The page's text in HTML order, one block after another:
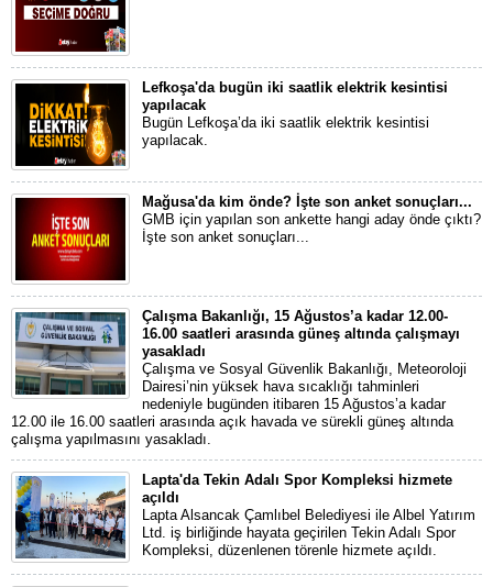
Lefkoşa'da bugün iki saatlik elektrik kesintisi
yapılacak
Bugün Lefkoşa’da iki saatlik elektrik kesintisi
yapılacak.
Mağusa'da kim önde? İşte son anket sonuçları...
GMB için yapılan son ankette hangi aday önde çıktı?
İşte son anket sonuçları...
Çalışma Bakanlığı, 15 Ağustos’a kadar 12.00-
16.00 saatleri arasında güneş altında çalışmayı
yasakladı
Çalışma ve Sosyal Güvenlik Bakanlığı, Meteoroloji
Dairesi’nin yüksek hava sıcaklığı tahminleri
nedeniyle bugünden itibaren 15 Ağustos’a kadar
12.00 ile 16.00 saatleri arasında açık havada ve sürekli güneş altında
çalışma yapılmasını yasakladı.
Lapta'da Tekin Adalı Spor Kompleksi hizmete
açıldı
Lapta Alsancak Çamlıbel Belediyesi ile Albel Yatırım
Ltd. iş birliğinde hayata geçirilen Tekin Adalı Spor
Kompleksi, düzenlenen törenle hizmete açıldı.